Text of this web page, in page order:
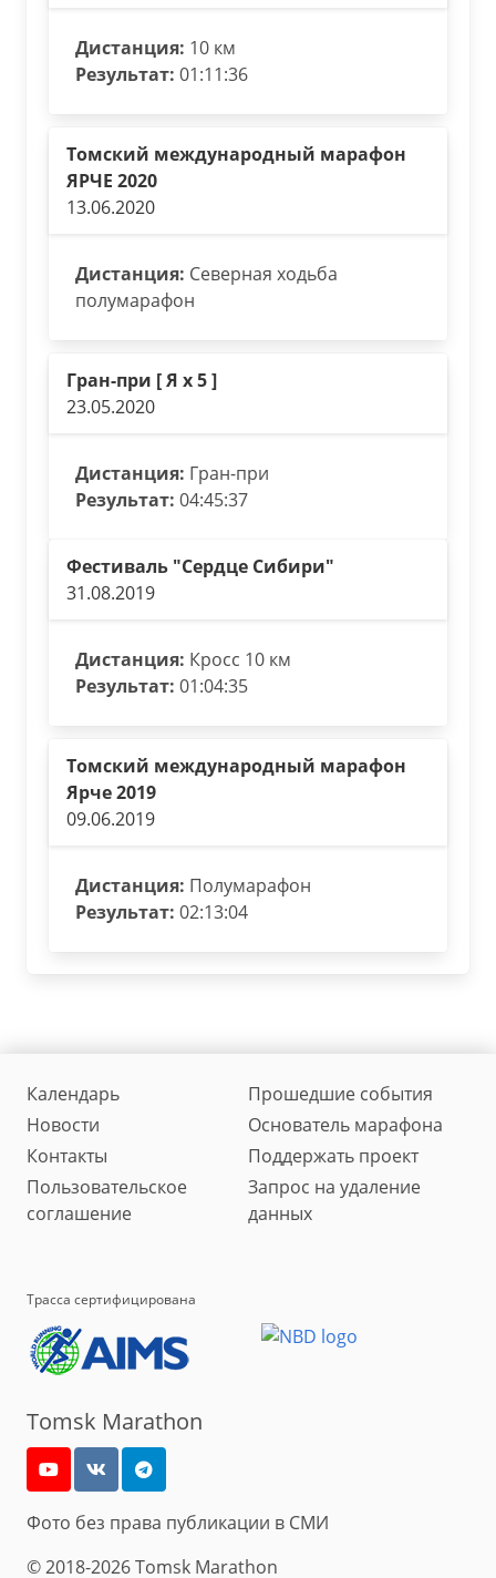
Дистанция: 10 км
Результат: 01:11:36
Томский международный марафон
ЯРЧЕ 2020
13.06.2020
Дистанция: Северная ходьба
полумарафон
Гран-при [ Я х 5 ]
23.05.2020
Дистанция: Гран-при
Результат: 04:45:37
Фестиваль "Сердце Сибири"
31.08.2019
Дистанция: Кросс 10 км
Результат: 01:04:35
Томский международный марафон
Ярче 2019
09.06.2019
Дистанция: Полумарафон
Результат: 02:13:04
Календарь
Прошедшие события
Новости
Основатель марафона
Контакты
Поддержать проект
Пользовательское
соглашение
Запрос на удаление
данных
Трасса сертифицирована
Tomsk Marathon
Фото без права публикации в СМИ
© 2018-2026 Tomsk Marathon